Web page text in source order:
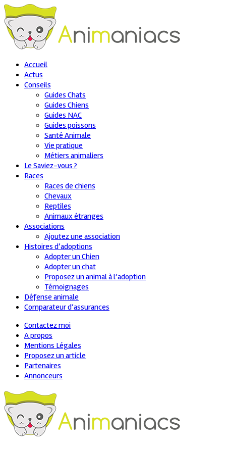
Accueil
Actus
Conseils
Guides Chats
Guides Chiens
Guides NAC
Guides poissons
Santé Animale
Vie pratique
Métiers animaliers
Le Saviez-vous ?
Races
Races de chiens
Chevaux
Reptiles
Animaux étranges
Associations
Ajoutez une association
Histoires d’adoptions
Adopter un Chien
Adopter un chat
Proposez un animal à l’adoption
Témoignages
Défense animale
Comparateur d’assurances
Contactez moi
A propos
Mentions Légales
Proposez un article
Partenaires
Annonceurs